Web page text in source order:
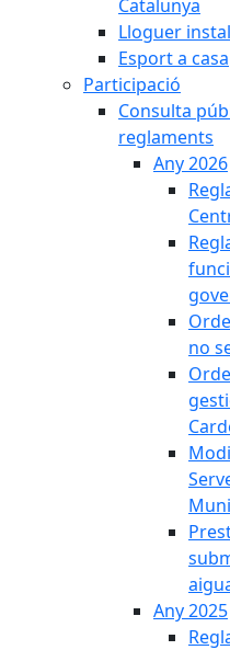
Catalunya
Lloguer
Esport a casa
Participació
Consulta
reglaments
Any 2026
no
Any 2025